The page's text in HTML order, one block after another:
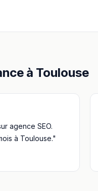
à Toulouse
agence SEO.
à Toulouse."